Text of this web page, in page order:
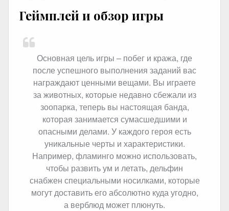
Геймплей и обзор игры
Основная цель игры – побег и кража, где
после успешного выполнения заданий вас
награждают ценными вещами. Вы играете
за животных, которые недавно сбежали из
зоопарка, теперь вы настоящая банда,
которая занимается сумасшедшими и
опасными делами. У каждого героя есть
уникальные черты и характеристики.
Например, фламинго можно использовать,
чтобы развить ум и летать, дельфин
снабжен специальными носилками, которые
могут доставить его абсолютно куда угодно,
а верблюд может плюнуть.